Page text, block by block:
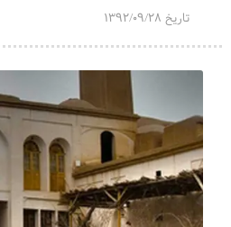
تاریخ 1392/09/28